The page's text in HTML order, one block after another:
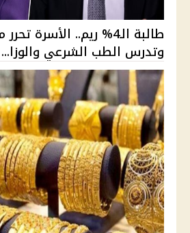
طالبة الـ4% ريم.. الأسرة
وتدرس الطب الشرعي والوزا...